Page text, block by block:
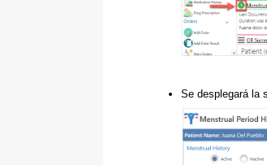
Se desplegará la